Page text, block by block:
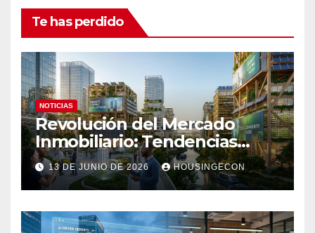
Te has perdido
NOTICIAS
Revolución del Mercado
Inmobiliario: Tendencias
Clave 2023
13 DE JUNIO DE 2026 HOUSINGECON